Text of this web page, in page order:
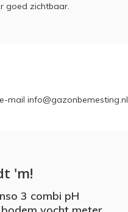
goed zichtbaar.
mail info@gazonbemesting.nl
'm!
3 combi pH